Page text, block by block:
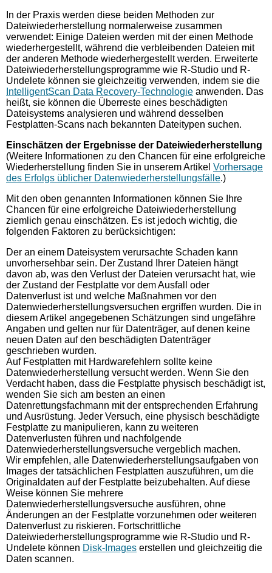
In der Praxis werden diese beiden Methoden zur
Dateiwiederherstellung normalerweise zusammen
verwendet: Einige Dateien werden mit der einen Methode
wiederhergestellt, während die verbleibenden Dateien mit
der anderen Methode wiederhergestellt werden. Erweiterte
Dateiwiederherstellungsprogramme wie R-Studio und R-
Undelete können sie gleichzeitig verwenden, indem sie die
IntelligentScan Data Recovery-Technologie anwenden. Das
heißt, sie können die Überreste eines beschädigten
Dateisystems analysieren und während desselben
Festplatten-Scans nach bekannten Dateitypen suchen.
Einschätzen der Ergebnisse der Dateiwiederherstellung
(Weitere Informationen zu den Chancen für eine erfolgreiche
Wiederherstellung finden Sie in unserem Artikel Vorhersage
des Erfolgs üblicher Datenwiederherstellungsfälle.)
Mit den oben genannten Informationen können Sie Ihre
Chancen für eine erfolgreiche Dateiwiederherstellung
ziemlich genau einschätzen. Es ist jedoch wichtig, die
folgenden Faktoren zu berücksichtigen:
Der an einem Dateisystem verursachte Schaden kann
unvorhersehbar sein. Der Zustand Ihrer Dateien hängt
davon ab, was den Verlust der Dateien verursacht hat, wie
der Zustand der Festplatte vor dem Ausfall oder
Datenverlust ist und welche Maßnahmen vor den
Datenwiederherstellungsversuchen ergriffen wurden. Die in
diesem Artikel angegebenen Schätzungen sind ungefähre
Angaben und gelten nur für Datenträger, auf denen keine
neuen Daten auf den beschädigten Datenträger
geschrieben wurden.
Auf Festplatten mit Hardwarefehlern sollte keine
Datenwiederherstellung versucht werden. Wenn Sie den
Verdacht haben, dass die Festplatte physisch beschädigt ist,
wenden Sie sich am besten an einen
Datenrettungsfachmann mit der entsprechenden Erfahrung
und Ausrüstung. Jeder Versuch, eine physisch beschädigte
Festplatte zu manipulieren, kann zu weiteren
Datenverlusten führen und nachfolgende
Datenwiederherstellungsversuche vergeblich machen.
Wir empfehlen, alle Datenwiederherstellungsaufgaben von
Images der tatsächlichen Festplatten auszuführen, um die
Originaldaten auf der Festplatte beizubehalten. Auf diese
Weise können Sie mehrere
Datenwiederherstellungsversuche ausführen, ohne
Änderungen an der Festplatte vorzunehmen oder weiteren
Datenverlust zu riskieren. Fortschrittliche
Dateiwiederherstellungsprogramme wie R-Studio und R-
Undelete können Disk-Images erstellen und gleichzeitig die
Daten scannen.